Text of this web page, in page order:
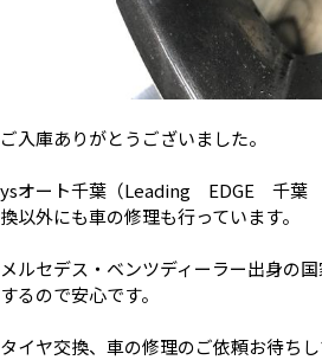
ご入庫ありがとうございました。
ysオート千葉（Leading EDGE 千葉
換以外にも車の修理も行っています。
メルセデス・ベンツディーラー出身の
するので安心です。
タイヤ交換、車の修理のご依頼お待ちし